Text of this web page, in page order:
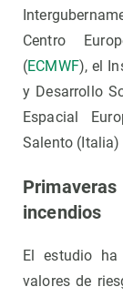
Centro
(ECMWF), el
y Desarrollo
Espacial
Salento (Italia)
incendios
El estudio
valores de